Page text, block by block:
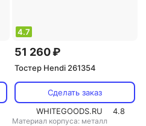
4.7
51 260 ₽
Тостер Hendi 261354
Сделать заказ
WHITEGOODS.RU
4.8
Материал корпуса: металл